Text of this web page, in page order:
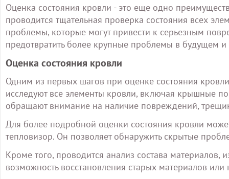
Оценка состояния кровли - это еще одно
проводится тщательная проверка состояния всех
проблемы, которые могут привести к серьезным
предотвратить более крупные проблемы в будущем
Оценка состояния кровли
Одним из первых шагов при оценке состояния
исследуют все элементы кровли, включая крышные
обращают внимание на наличие повреждений,
Для более подробной оценки состояния кровли
тепловизор. Он позволяет обнаружить скрытые
Кроме того, проводится анализ состава материалов,
возможность восстановления старых материалов